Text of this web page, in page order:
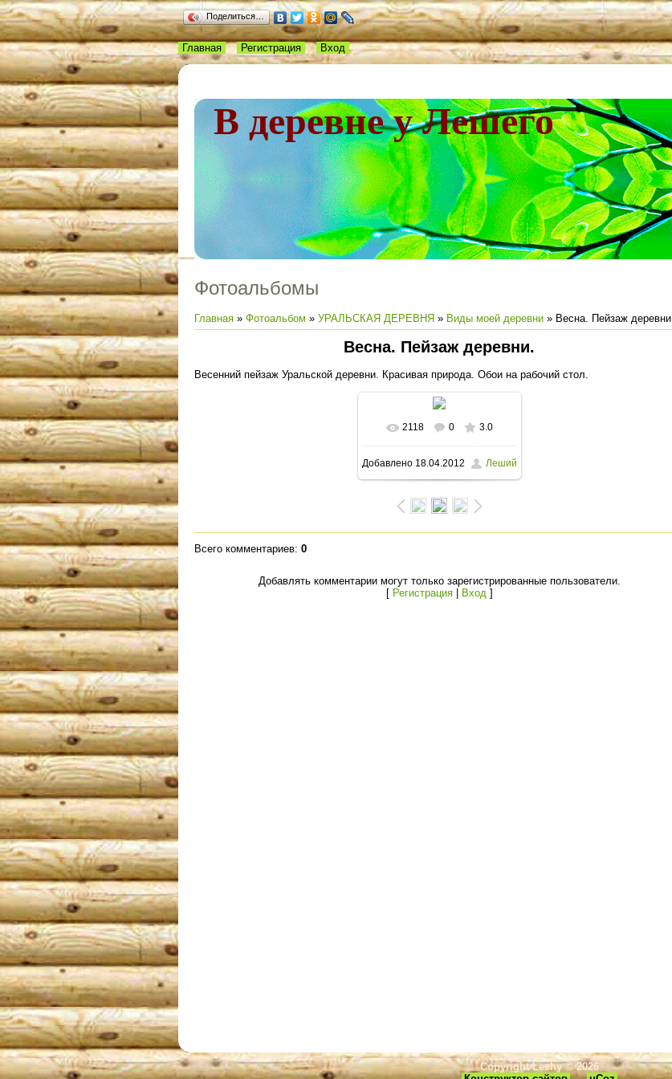
Поделиться…
В деревне у Лешего
Главная Регистрация Вход
Фотоальбомы
Главная » Фотоальбом » УРАЛЬСКАЯ ДЕРЕВНЯ » Виды моей деревни » Весна. Пейзаж деревни.
Весна. Пейзаж деревни.
Весенний пейзаж Уральской деревни. Красивая природа. Обои на рабочий стол.
В реальном размере
1600x1170/ 280.2Kb
2118 0 3.0
Добавлено18.04.2012 Леший
Всего комментариев: 0
Добавлять комментарии могут только зарегистрированные пользователи.
[ Регистрация| Вход ]
Copyright Leshy © 2026